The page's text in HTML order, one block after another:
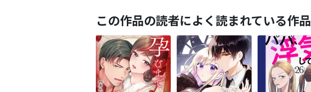
この作品の読者によく読まれている作品